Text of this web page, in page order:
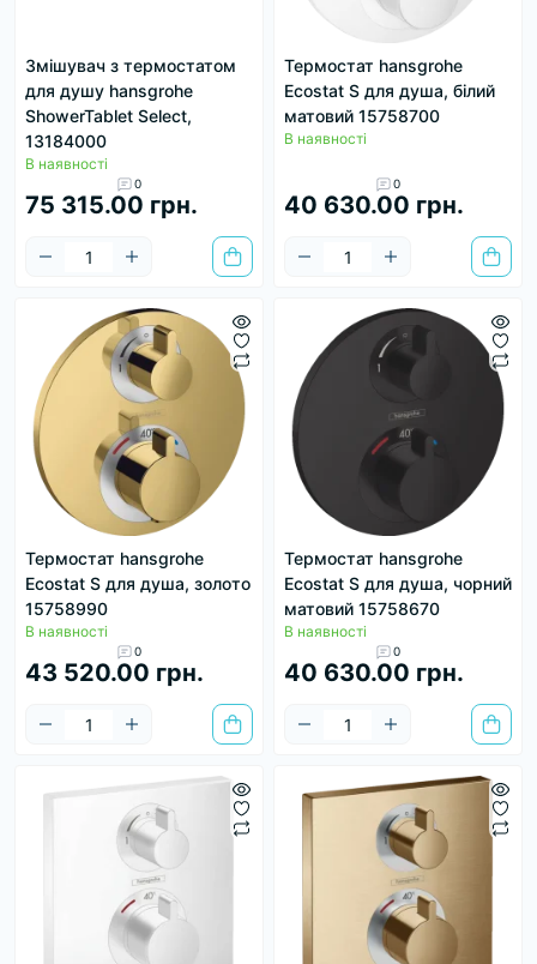
Змішувач з термостатом
для душу hansgrohe
ShowerTablet Select,
13184000
В наявності
0
75 315.00 грн.
Термостат hansgrohe
Ecostat S для душа, білий
матовий 15758700
В наявності
0
40 630.00 грн.
Термостат hansgrohe
Ecostat S для душа, золото
15758990
В наявності
0
43 520.00 грн.
Термостат hansgrohe
Ecostat S для душа, чорний
матовий 15758670
В наявності
0
40 630.00 грн.